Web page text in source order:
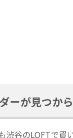
ーが見つか
渋谷のLOFTで買